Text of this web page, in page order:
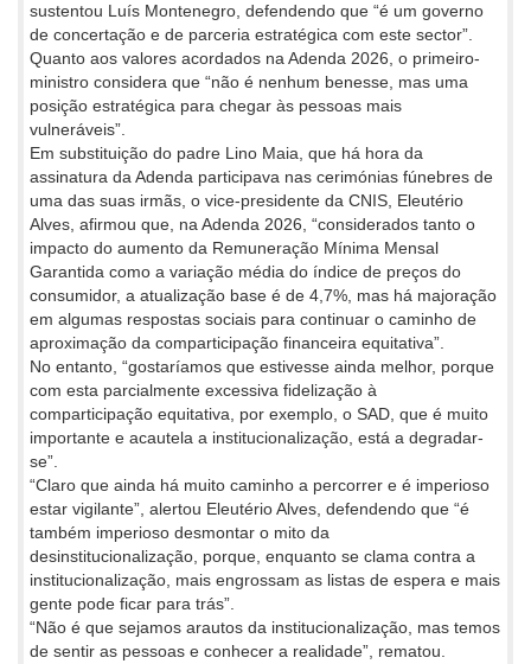
sustentou Luís Montenegro, defendendo que “é um governo
de concertação e de parceria estratégica com este sector”.
Quanto aos valores acordados na Adenda 2026, o primeiro-
ministro considera que “não é nenhum benesse, mas uma
posição estratégica para chegar às pessoas mais
vulneráveis”.
Em substituição do padre Lino Maia, que há hora da
assinatura da Adenda participava nas cerimónias fúnebres de
uma das suas irmãs, o vice-presidente da CNIS, Eleutério
Alves, afirmou que, na Adenda 2026, “considerados tanto o
impacto do aumento da Remuneração Mínima Mensal
Garantida como a variação média do índice de preços do
consumidor, a atualização base é de 4,7%, mas há majoração
em algumas respostas sociais para continuar o caminho de
aproximação da comparticipação financeira equitativa”.
No entanto, “gostaríamos que estivesse ainda melhor, porque
com esta parcialmente excessiva fidelização à
comparticipação equitativa, por exemplo, o SAD, que é muito
importante e acautela a institucionalização, está a degradar-
se”.
“Claro que ainda há muito caminho a percorrer e é imperioso
estar vigilante”, alertou Eleutério Alves, defendendo que “é
também imperioso desmontar o mito da
desinstitucionalização, porque, enquanto se clama contra a
institucionalização, mais engrossam as listas de espera e mais
gente pode ficar para trás”.
“Não é que sejamos arautos da institucionalização, mas temos
de sentir as pessoas e conhecer a realidade”, rematou.